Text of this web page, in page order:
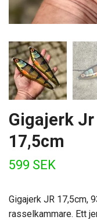
Gigajerk
17,5cm
599 SEK
Gigajerk JR 17,5cm,
rasselkammare. Ett